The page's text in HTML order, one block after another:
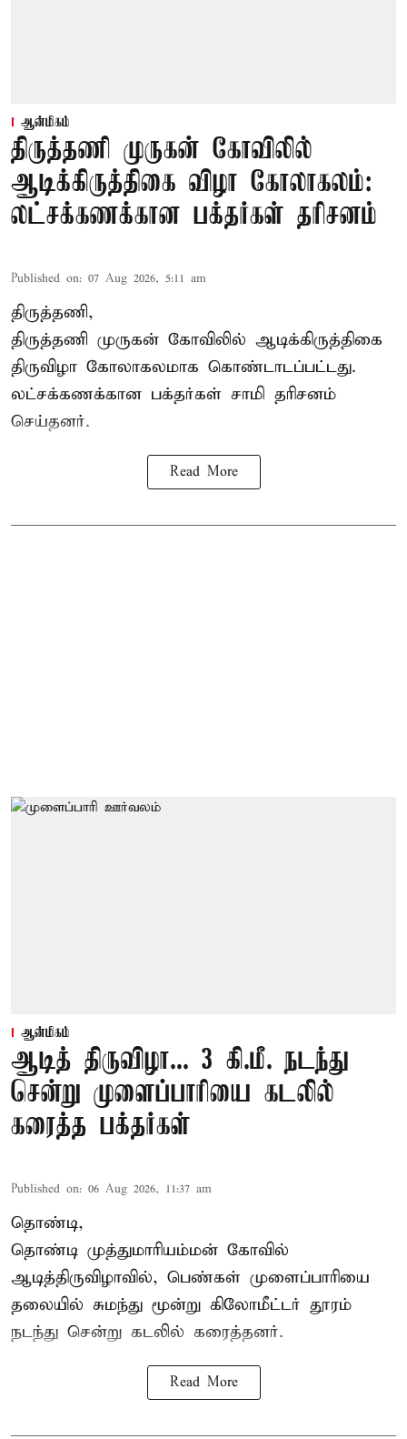
ஆன்மிகம்
திருத்தணி முருகன் கோவிலில்
ஆடிக்கிருத்திகை விழா கோலாகலம்:
லட்சக்கணக்கான பக்தர்கள் தரிசனம்
Published on: 07 Aug 2026, 5:11 am
திருத்தணி,
திருத்தணி முருகன் கோவிலில் ஆடிக்கிருத்திகை
திருவிழா கோலாகலமாக கொண்டாடப்பட்டது.
லட்சக்கணக்கான பக்தர்கள் சாமி தரிசனம்
செய்தனர்.
Read More
ஆன்மிகம்
ஆடித் திருவிழா... 3 கி.மீ. நடந்து
சென்று முளைப்பாரியை கடலில்
கரைத்த பக்தர்கள்
Published on: 06 Aug 2026, 11:37 am
தொண்டி,
தொண்டி முத்துமாரியம்மன் கோவில்
ஆடித்திருவிழாவில், பெண்கள் முளைப்பாரியை
தலையில் சுமந்து மூன்று கிலோமீட்டர் தூரம்
நடந்து சென்று கடலில் கரைத்தனர்.
Read More